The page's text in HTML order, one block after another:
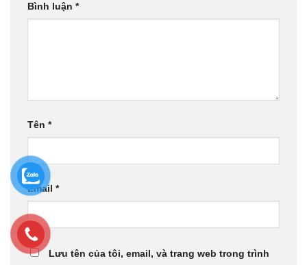
Bình luận *
Tên *
Email *
Lưu tên của tôi, email, và trang web trong trình